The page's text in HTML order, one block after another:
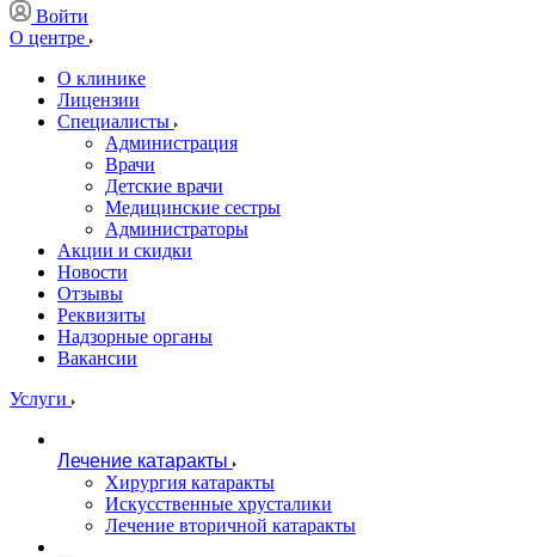
Войти
О центре
О клинике
Лицензии
Специалисты
Администрация
Врачи
Детские врачи
Медицинские сестры
Администраторы
Акции и скидки
Новости
Отзывы
Реквизиты
Надзорные органы
Вакансии
Услуги
Лечение катаракты
Хирургия катаракты
Искусственные хрусталики
Лечение вторичной катаракты